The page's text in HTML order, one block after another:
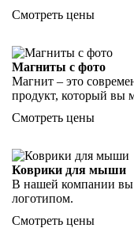
Смотреть цены
Магниты с фото
Магнит – это
продукт, который вы
Смотреть цены
Коврики для мыши
В нашей компании вы
логотипом.
Смотреть цены